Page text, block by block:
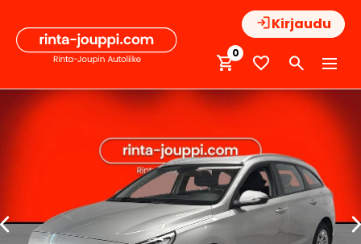
sisältöön
Kirjaudu
0